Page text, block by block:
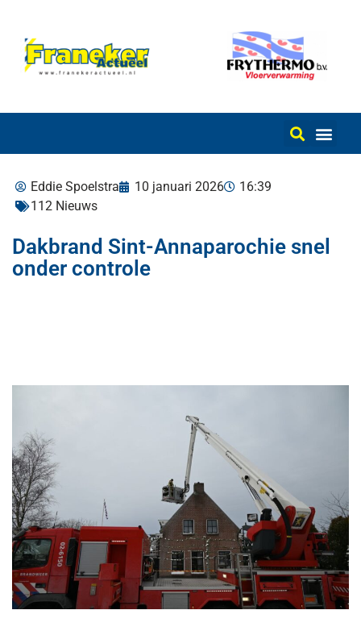
Eddie Spoelstra 10 januari 2026
16:39
112 Nieuws
Dakbrand Sint-Annaparochie snel
onder controle